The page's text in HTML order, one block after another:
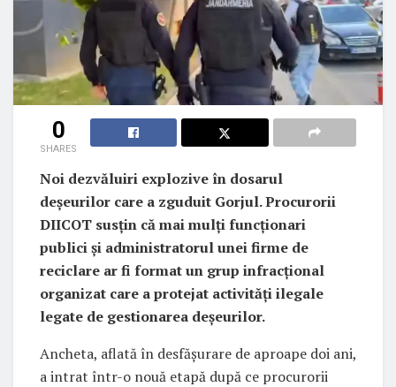
0
SHARES
Noi dezvăluiri explozive în dosarul
deșeurilor care a zguduit Gorjul. Procurorii
DIICOT susțin că mai mulți funcționari
publici și administratorul unei firme de
reciclare ar fi format un grup infracțional
organizat care a protejat activități ilegale
legate de gestionarea deșeurilor.
Ancheta, aflată în desfășurare de aproape doi ani,
a intrat într-o nouă etapă după ce procurorii